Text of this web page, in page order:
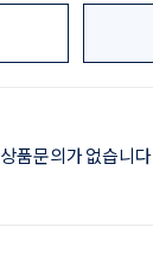
상품문의가 없습니다